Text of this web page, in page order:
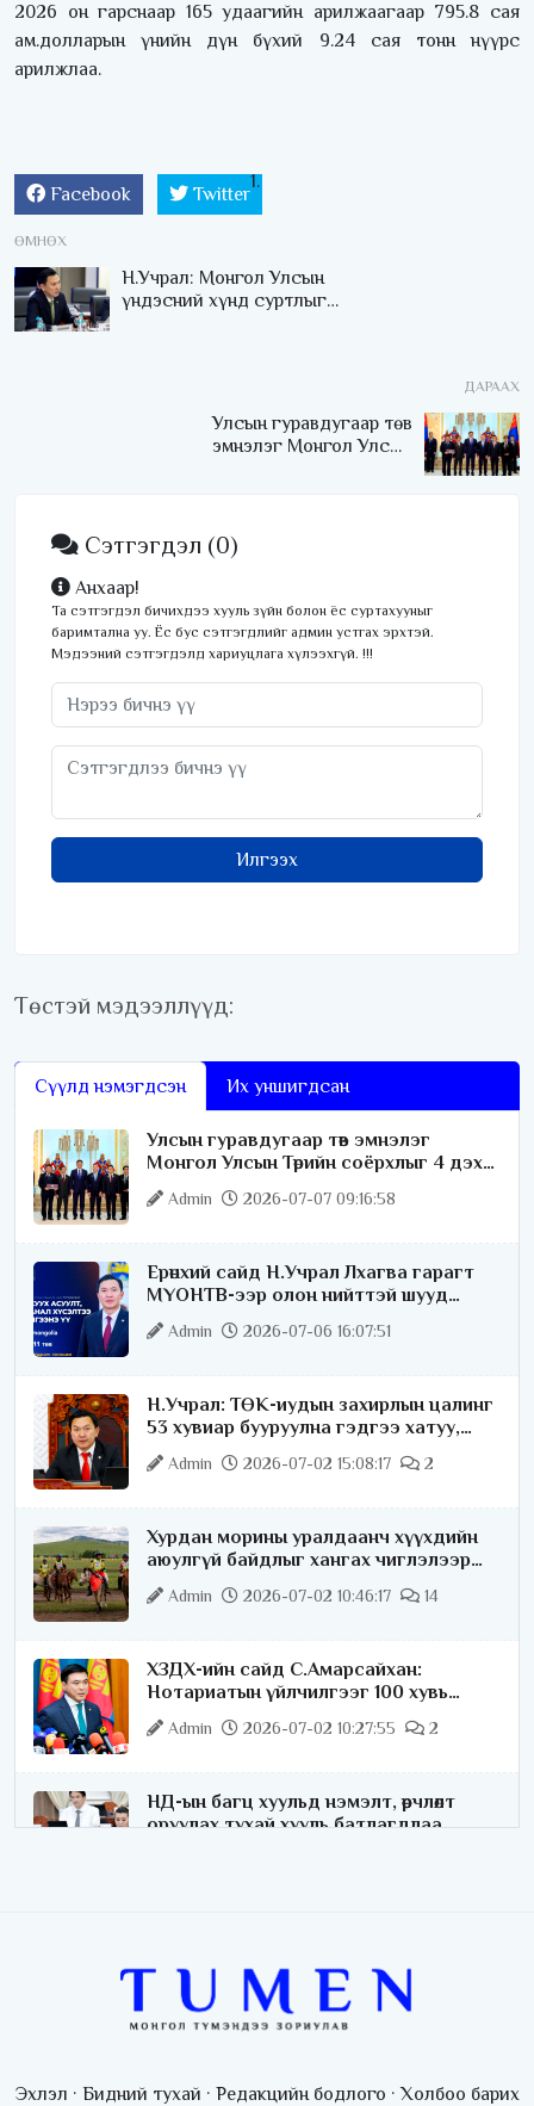
2026 он гарснаар 165 удаагийн арилжаагаар 795.8 сая
ам.долларын үнийн дүн бүхий 9.24 сая тонн нүүрс
арилжлаа.
Facebook Twitter
ӨМНӨХ
Н.Учрал: Монгол Улсын
үндэсний хүнд суртлыг
ДАРААХ
Улсын гуравдугаар төв
эмнэлэг Монгол Улсын
Сэтгэгдэл (0)
Анхаар!
Та сэтгэгдэл бичихдээ хууль зүйн болон ёс суртахууныг
баримтална уу. Ёс бус сэтгэгдлийг админ устгах эрхтэй.
Мэдээний сэтгэгдэлд хариуцлага хүлээхгүй. !!!
Илгээх
Төстэй мэдээллүүд:
Сүүлд нэмэгдсэн Их уншигдсан
Улсын гуравдугаар төв эмнэлэг
Монгол Улсын Төрийн соёрхлыг 4 дэх
удаагаа хүртлээ
Admin 2026-07-07 09:16:58
Ерөнхий сайд Н.Учрал Лхагва гарагт
МҮОНТВ-ээр олон нийттэй шууд
ярилцана
Admin 2026-07-06 16:07:51
Н.Учрал: ТӨК-иудын захирлын цалинг
53 хувиар бууруулна гэдгээ хатуу,
хариуцлагатайгаар хэлье
Admin 2026-07-02 15:08:17 2
Хурдан морины уралдаанч хүүхдийн
аюулгүй байдлыг хангах чиглэлээр
ажиллаж байна
Admin 2026-07-02 10:46:17 14
ХЗДХ-ийн сайд С.Амарсайхан:
Нотариатын үйлчилгээг 100 хувь
цахимжуулна
Admin 2026-07-02 10:27:55 2
НД-ын багц хуульд нэмэлт, өөрчлөлт
оруулах тухай хууль батлагдлаа
хяналт тавина
Admin 2026-07-02 09:10:46
3 өдөрт шилжүүлбэл найраа тун нарийн
Эхлэл · Бидний тухай · Редакцийн бодлого ·Холбоо барих